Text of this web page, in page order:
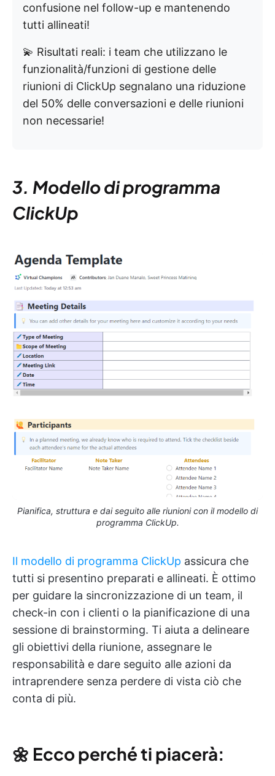
confusione nel follow-up e mantenendo
tutti allineati!
💫 Risultati reali: i team che utilizzano le
funzionalità/funzioni di gestione delle
riunioni di ClickUp segnalano una riduzione
del 50% delle conversazioni e delle riunioni
non necessarie!
3. Modello di programma
ClickUp
Pianifica, struttura e dai seguito alle riunioni con il modello di
programma ClickUp.
Il modello di programma ClickUp assicura che
tutti si presentino preparati e allineati. È ottimo
per guidare la sincronizzazione di un team, il
check-in con i clienti o la pianificazione di una
sessione di brainstorming. Ti aiuta a delineare
gli obiettivi della riunione, assegnare le
responsabilità e dare seguito alle azioni da
intraprendere senza perdere di vista ciò che
conta di più.
🌼 Ecco perché ti piacerà: